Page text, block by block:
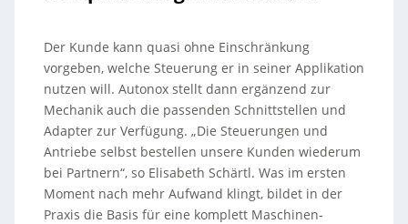
Der Kunde kann quasi ohne Einschränkung
vorgeben, welche Steuerung er in seiner Applikation
nutzen will. Autonox stellt dann ergänzend zur
Mechanik auch die passenden Schnittstellen und
Adapter zur Verfügung. „Die Steuerungen und
Antriebe selbst bestellen unsere Kunden wiederum
bei Partnern“, so Elisabeth Schärtl. Was im ersten
Moment nach mehr Aufwand klingt, bildet in der
Praxis die Basis für eine komplett Maschinen-